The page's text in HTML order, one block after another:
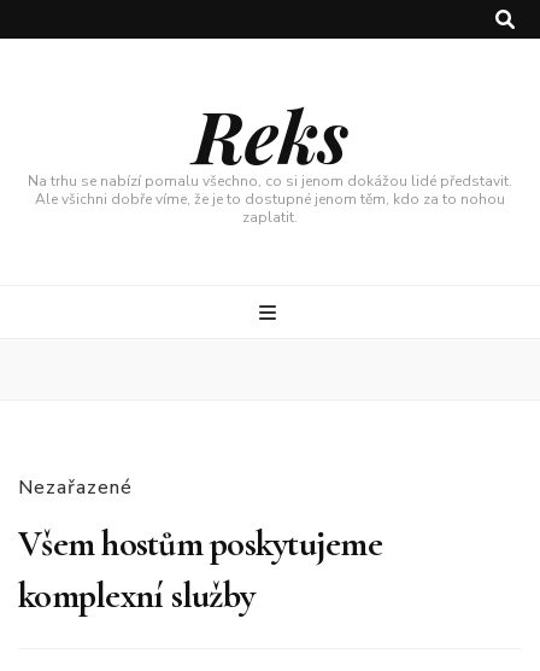
Reks
Na trhu se nabízí pomalu všechno, co si jenom dokážou lidé představit.
Ale všichni dobře víme, že je to dostupné jenom těm, kdo za to nohou
zaplatit.
Nezařazené
Všem hostům poskytujeme
komplexní služby